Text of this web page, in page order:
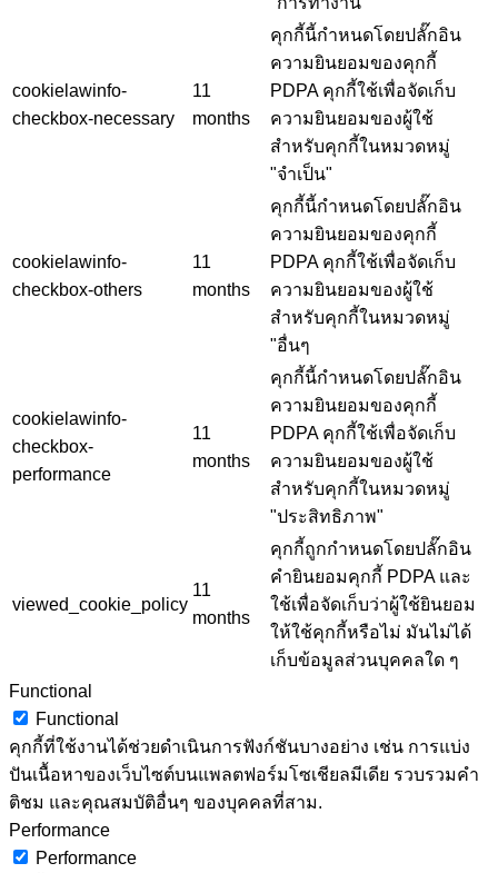
cookielawinfo-
checkbox-necessary
11
months
คุกกี้นี้กำหนดโดยปลั๊กอิน
ความยินยอมของคุกกี้
PDPA คุกกี้ใช้เพื่อจัดเก็บ
ความยินยอมของผู้ใช้
สำหรับคุกกี้ในหมวดหมู่
"จำเป็น"
cookielawinfo-
checkbox-others
11
months
คุกกี้นี้กำหนดโดยปลั๊กอิน
ความยินยอมของคุกกี้
PDPA คุกกี้ใช้เพื่อจัดเก็บ
ความยินยอมของผู้ใช้
สำหรับคุกกี้ในหมวดหมู่
"อื่นๆ
cookielawinfo-
checkbox-
performance
11
months
คุกกี้นี้กำหนดโดยปลั๊กอิน
ความยินยอมของคุกกี้
PDPA คุกกี้ใช้เพื่อจัดเก็บ
ความยินยอมของผู้ใช้
สำหรับคุกกี้ในหมวดหมู่
"ประสิทธิภาพ"
viewed_cookie_policy
11
months
คุกกี้ถูกกำหนดโดยปลั๊กอิน
คำยินยอมคุกกี้ PDPA และ
ใช้เพื่อจัดเก็บว่าผู้ใช้ยินยอม
ให้ใช้คุกกี้หรือไม่ มันไม่ได้
เก็บข้อมูลส่วนบุคคลใด ๆ
Functional
Functional
คุกกี้ที่ใช้งานได้ช่วยดำเนินการฟังก์ชันบางอย่าง เช่น การแบ่ง
ปันเนื้อหาของเว็บไซต์บนแพลตฟอร์มโซเชียลมีเดีย รวบรวมคำ
ติชม และคุณสมบัติอื่นๆ ของบุคคลที่สาม.
Performance
Performance